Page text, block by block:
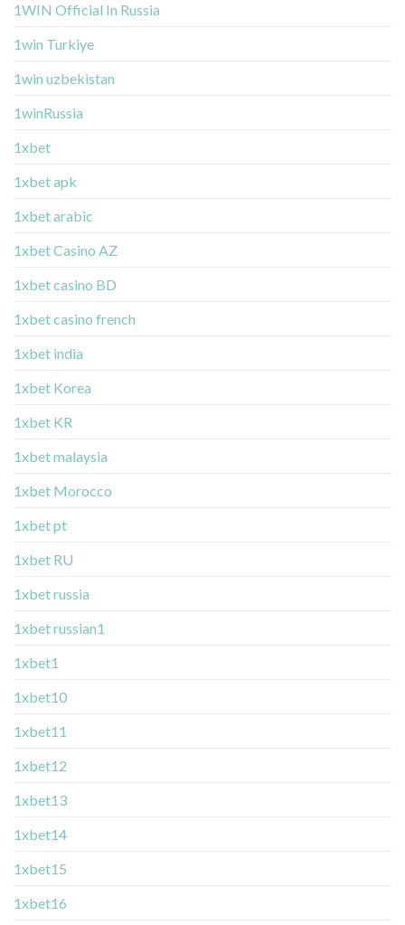
1WIN Official In Russia
1win Turkiye
1win uzbekistan
1winRussia
1xbet
1xbet apk
1xbet arabic
1xbet Casino AZ
1xbet casino BD
1xbet casino french
1xbet india
1xbet Korea
1xbet KR
1xbet malaysia
1xbet Morocco
1xbet pt
1xbet RU
1xbet russia
1xbet russian1
1xbet1
1xbet10
1xbet11
1xbet12
1xbet13
1xbet14
1xbet15
1xbet16